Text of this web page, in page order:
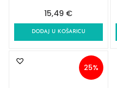
15,49 €
DODAJ U KOŠARICU
25%